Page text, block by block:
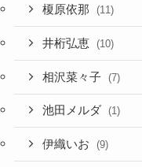
榎原依那 (11)
井桁弘恵 (10)
相沢菜々子 (7)
池田メルダ (1)
伊織いお (9)